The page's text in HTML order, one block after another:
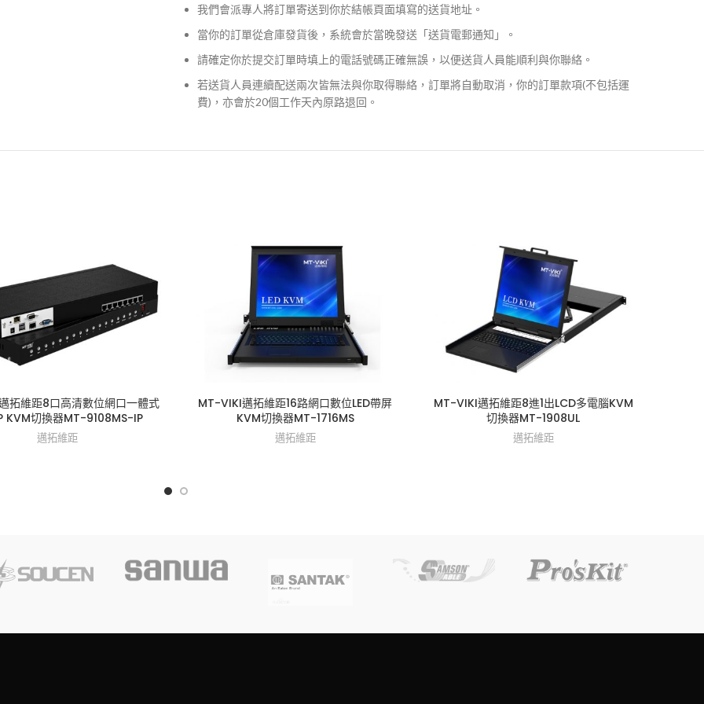
我們會派專人將訂單寄送到你於結帳頁面填寫的送貨地址。
當你的訂單從倉庫發貨後，系統會於當晚發送「送貨電郵通知」。
請確定你於提交訂單時填上的電話號碼正確無誤，以便送貨人員能順利與你聯絡。
若送貨人員連續配送兩次皆無法與你取得聯絡，訂單將自動取消，你的訂單款項(不包括運
費)，亦會於20個工作天內原路退回。
拓維距8口高清數位網口一體式
KVM切換器MT-9108MS-IP
邁拓維距
MT-VIKI邁拓維距16路網口數位LED帶屏
KVM切換器MT-1716MS
邁拓維距
MT-VIKI邁拓維距8進1出LCD多電腦KVM
切換器MT-1908UL
邁拓維距